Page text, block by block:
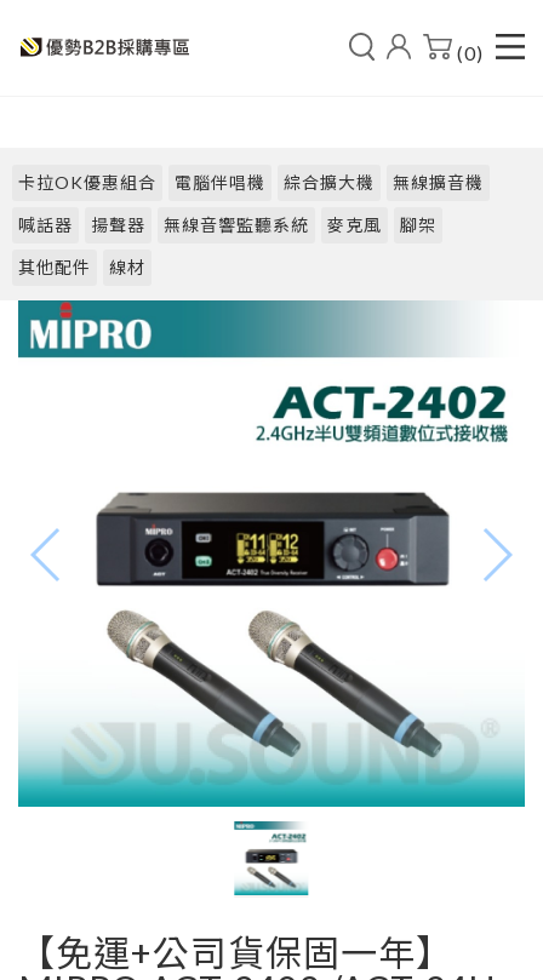
(0)
卡拉OK優惠組合 電腦伴唱機 綜合擴大機 無線擴音機
喊話器 揚聲器 無線音響監聽系統 麥克風 腳架
其他配件 線材
【免運+公司貨保固一年】